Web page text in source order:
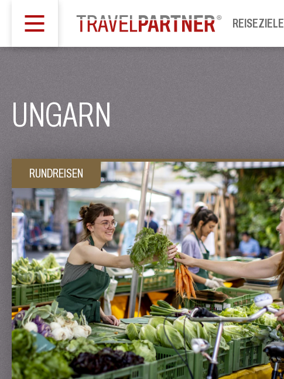
REISEZIELE
UNGARN
RUNDREISEN